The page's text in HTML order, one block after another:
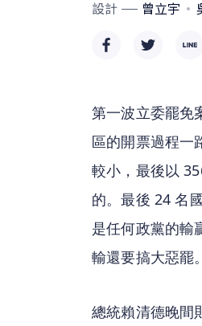
設計 曾立宇
第一波立委罷免
區的開票過程一
較小，最後以
的。最後 24 名
是任何政黨的輸
輸還要搞大惡罷
總統賴清德晚間